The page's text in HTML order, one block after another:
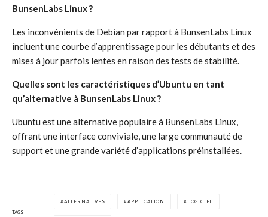
BunsenLabs Linux ?
Les inconvénients de Debian par rapport à BunsenLabs Linux
incluent une courbe d’apprentissage pour les débutants et des
mises à jour parfois lentes en raison des tests de stabilité.
Quelles sont les caractéristiques d’Ubuntu en tant
qu’alternative à BunsenLabs Linux ?
Ubuntu est une alternative populaire à BunsenLabs Linux,
offrant une interface conviviale, une large communauté de
support et une grande variété d’applications préinstallées.
TAGS
ALTERNATIVES APPLICATION LOGICIEL